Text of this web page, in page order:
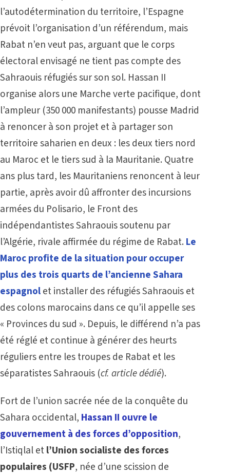
l’autodétermination du territoire, l’Espagne
prévoit l’organisation d’un référendum, mais
Rabat n’en veut pas, arguant que le corps
électoral envisagé ne tient pas compte des
Sahraouis réfugiés sur son sol. Hassan II
organise alors une Marche verte pacifique, dont
l’ampleur (350 000 manifestants) pousse Madrid
à renoncer à son projet et à partager son
territoire saharien en deux : les deux tiers nord
au Maroc et le tiers sud à la Mauritanie. Quatre
ans plus tard, les Mauritaniens renoncent à leur
partie, après avoir dû affronter des incursions
armées du Polisario, le Front des
indépendantistes Sahraouis soutenu par
l’Algérie, rivale affirmée du régime de Rabat. Le
Maroc profite de la situation pour occuper
plus des trois quarts de l’ancienne Sahara
espagnolet installer des réfugiés Sahraouis et
des colons marocains dans ce qu’il appelle ses
« Provinces du sud ». Depuis, le différend n’a pas
été réglé et continue à générer des heurts
réguliers entre les troupes de Rabat et les
séparatistes Sahraouis (cf.article dédié).
Fort de l’union sacrée née de la conquête du
Sahara occidental, Hassan II ouvre le
gouvernement à des forces d’opposition,
l’Istiqlal etl’Union socialiste des forces
populaires (USFP, née d’une scission de